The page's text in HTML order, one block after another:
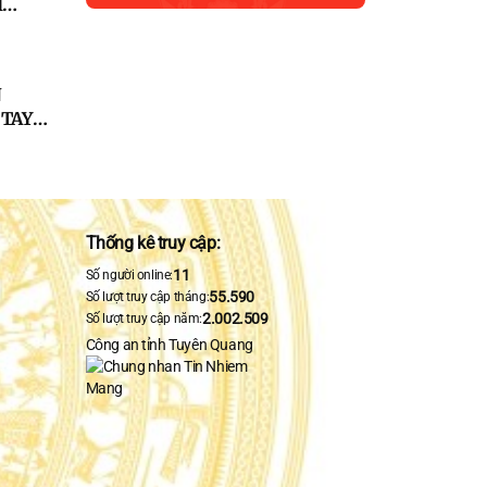
Thống kê truy cập:
Số người online:11
Số lượt truy cập tháng:55.590
Số lượt truy cập năm:2.002.509
Công an tỉnh Tuyên Quang